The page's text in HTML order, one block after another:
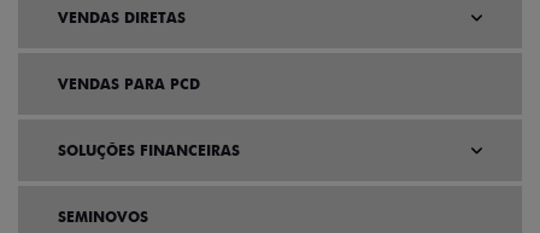
VENDAS DIRETAS
VENDAS PARA PCD
SOLUÇÕES FINANCEIRAS
SEMINOVOS